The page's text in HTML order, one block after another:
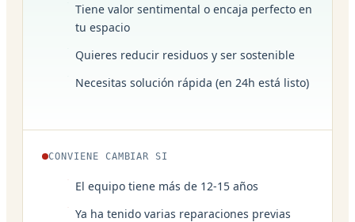
Tiene valor sentimental o encaja perfecto en
tu espacio
Quieres reducir residuos y ser sostenible
Necesitas solución rápida (en 24h está listo)
CONVIENE CAMBIAR SI
El equipo tiene más de 12-15 años
Ya ha tenido varias reparaciones previas